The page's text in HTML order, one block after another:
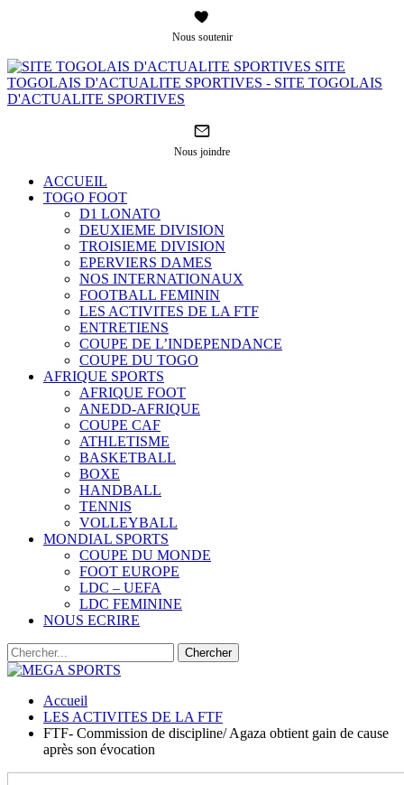
Nous soutenir
SITE
TOGOLAIS D'ACTUALITE SPORTIVES - SITE TOGOLAIS
D'ACTUALITE SPORTIVES
Nous joindre
ACCUEIL
TOGO FOOT
D1 LONATO
DEUXIEME DIVISION
TROISIEME DIVISION
EPERVIERS DAMES
NOS INTERNATIONAUX
FOOTBALL FEMININ
LES ACTIVITES DE LA FTF
ENTRETIENS
COUPE DE L’INDEPENDANCE
COUPE DU TOGO
AFRIQUE SPORTS
AFRIQUE FOOT
ANEDD-AFRIQUE
COUPE CAF
ATHLETISME
BASKETBALL
BOXE
HANDBALL
TENNIS
VOLLEYBALL
MONDIAL SPORTS
COUPE DU MONDE
FOOT EUROPE
LDC – UEFA
LDC FEMININE
NOUS ECRIRE
Accueil
LES ACTIVITES DE LA FTF
FTF- Commission de discipline/ Agaza obtient gain de cause
après son évocation